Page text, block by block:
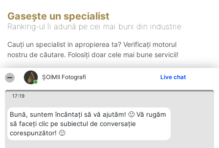
ȘOIMII Fotografi Live chat
17:19
Bună, suntem încântați să vă ajutăm! 🙂 Vă rugăm
să faceți clic pe subiectul de conversație
corespunzător! 🙂
Gasește un specialist
Ranking-ul îi adună pe cei mai buni din industrie
Cauți un specialist in apropierea ta? Verificați motorul
nostru de căutare. Folosiți doar cele mai bune servicii!